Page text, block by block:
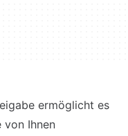
ermöglicht es
von Ihnen